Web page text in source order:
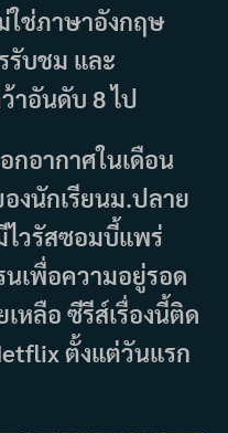
ใช่ภาษาอังกฤษ
รับชม และ
าอันดับ 8 ไป
กอากาศในเดือน
องนักเรียนม.ปลาย
ไวรัสซอมบี้แพร่
นเพื่อความอยู่รอด
หลือ ซีรีส์เรื่องนี้ติด
ตั้งแต่วันแรก